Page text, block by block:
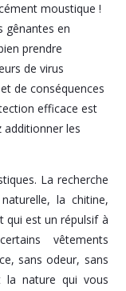
moustique !
gênantes en
prendre
de virus
de conséquences
efficace est
additionner les
La recherche
la chitine,
qui est un répulsif à
vêtements
sans odeur, sans
la nature qui vous